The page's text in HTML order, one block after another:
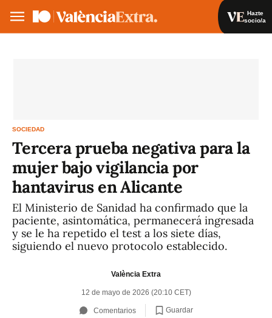
Hazte
socio/a
SOCIEDAD
Tercera prueba negativa para la
mujer bajo vigilancia por
hantavirus en Alicante
El Ministerio de Sanidad ha confirmado que la
paciente, asintomática, permanecerá ingresada
y se le ha repetido el test a los siete días,
siguiendo el nuevo protocolo establecido.
València Extra
12 de mayo de 2026 (20:10 CET)
Comentarios Guardar